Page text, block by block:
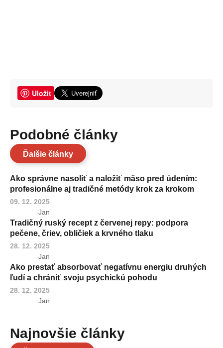
Uložit
Podobné články
Ďalšie články
Ako správne nasoliť a naložiť mäso pred údením:
profesionálne aj tradičné metódy krok za krokom
09. 12. 2025
Jan
Tradičný ruský recept z červenej repy: podpora
pečene, čriev, obličiek a krvného tlaku
28. 12. 2025
Jan
Ako prestať absorbovať negatívnu energiu druhých
ľudí a chrániť svoju psychickú pohodu
28. 12. 2025
Jan
Najnovšie články